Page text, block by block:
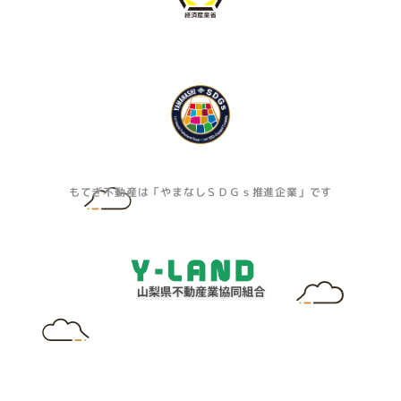
もてぎ不動産は「やまなしＳＤＧｓ推進企業」です